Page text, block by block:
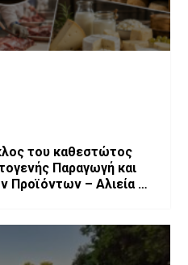
του καθεστώτος
Παραγωγή και
Προϊόντων – Αλιεία –